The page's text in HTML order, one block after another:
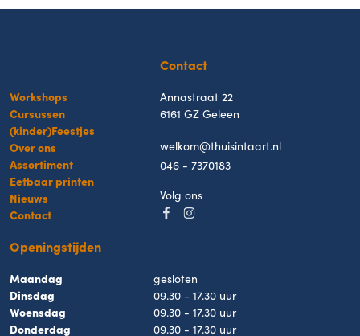
Workshops
Cursussen
(kinder)Feestjes
Over ons
Assortiment
Eetbaar printen
Nieuws
Contact
Contact
Annastraat 22
6161 GZ Geleen
welkom@thuisintaart.nl
046 - 7370183
Volg ons
Openingstijden
Maandag
gesloten
Dinsdag
09.30 - 17.30 uur
Woensdag
09.30 - 17.30 uur
Donderdag
09.30 - 17.30 uur